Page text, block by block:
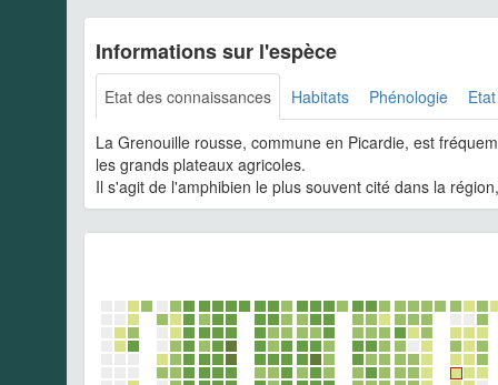
Informations sur l'espèce
Etat des connaissances Habitats Phénologie
La Grenouille rousse, commune en Picardie, est
les grands plateaux agricoles.
Il s'agit de l'amphibien le plus souvent cité dans la